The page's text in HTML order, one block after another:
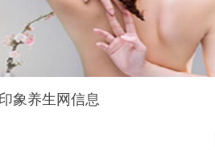
象养生网信息